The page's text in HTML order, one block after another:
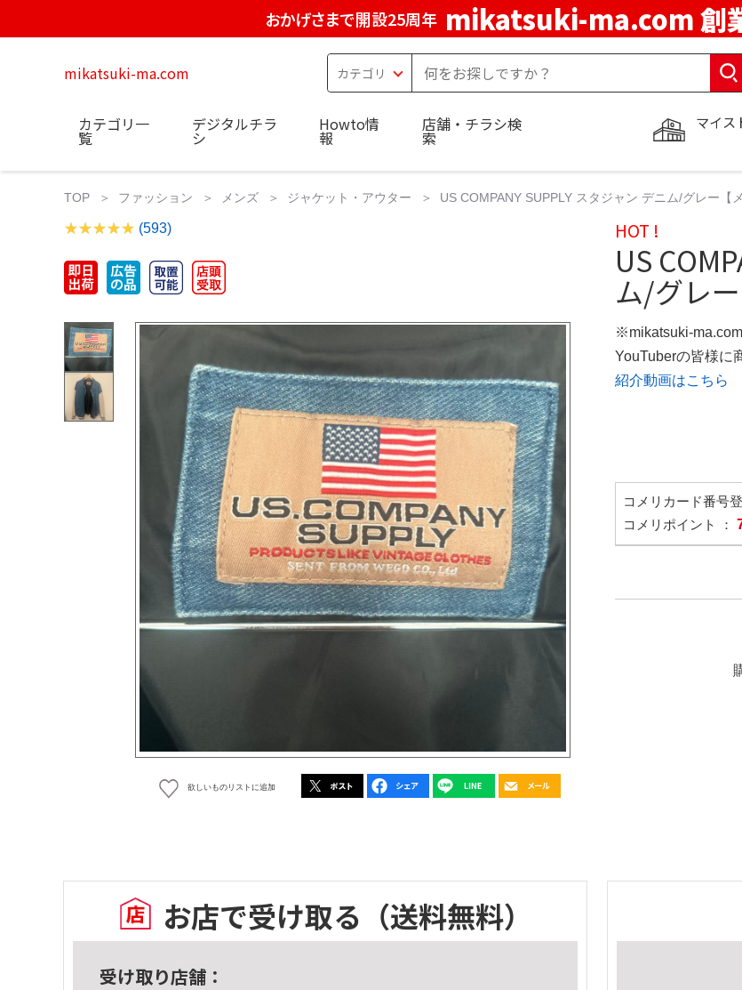
おかげさまで開設25周年 mikatsuki-ma.com 創
mikatsuki-ma.com
マイス
カテゴリ一
覧
デジタルチラ
シ
Howto情
報
店舗・チラシ検
索
TOP ファッション メンズ ジャケット・アウター US COMPANY SUPPLY スタジャン デニム/グレー【
(593)
欲しいものリストに追加
HOT !
US
ム/グレー
※mikatsuki-
YouTuberの皆様に
紹介動画はこちら
コメリカード番号
コメリポイント ：
お店で受け取る （送料無料）
受け取り店舗：